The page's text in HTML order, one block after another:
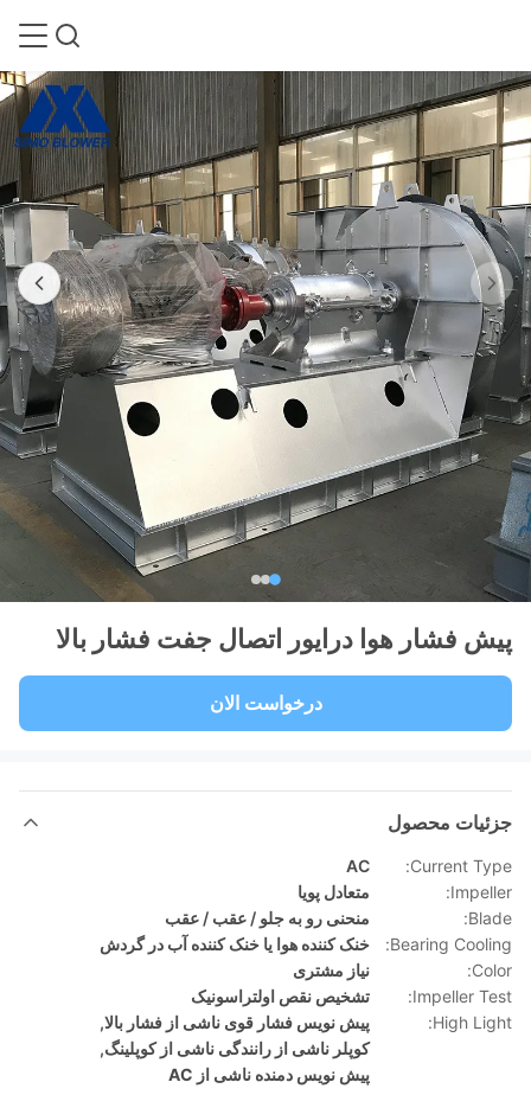
پیش فشار هوا درایور اتصال جفت فشار بالا
درخواست الان
جزئیات محصول
Current Type:
AC
Impeller:
متعادل پویا
Blade:
منحنی رو به جلو / عقب / عقب
Bearing Cooling:
خنک کننده هوا یا خنک کننده آب در گردش
Color:
نیاز مشتری
Impeller Test:
تشخیص نقص اولتراسونیک
High Light:
پیش نویس فشار قوی ناشی از فشار بالا,
کوپلر ناشی از رانندگی ناشی از کوپلینگ,
پیش نویس دمنده ناشی از AC